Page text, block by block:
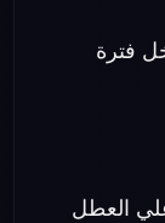
فترة
العطل